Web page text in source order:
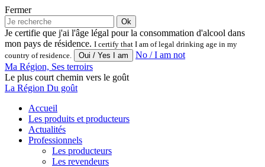
Fermer
Ok
Je certifie que j'ai l'âge légal pour la consommation d'alcool dans
mon pays de résidence. I certify that I am of legal drinking age in my
country of residence.
No / I am not
Ma Région, Ses terroirs
Le plus court chemin vers le goût
La Région Du goût
Accueil
Les produits et producteurs
Actualités
Professionnels
Les producteurs
Les revendeurs